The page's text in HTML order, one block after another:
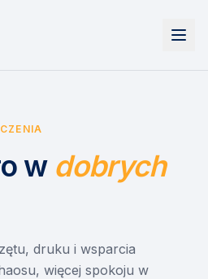
w dobrych
druku i wsparcia
więcej spokoju w